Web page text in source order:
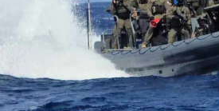
BASKETBOL
SAĞLIK
GENEL